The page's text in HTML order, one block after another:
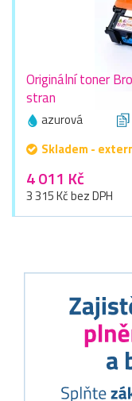
Originální toner
stran
azurová
Skladem -
4 011 Kč
3 315 Kč bez DPH